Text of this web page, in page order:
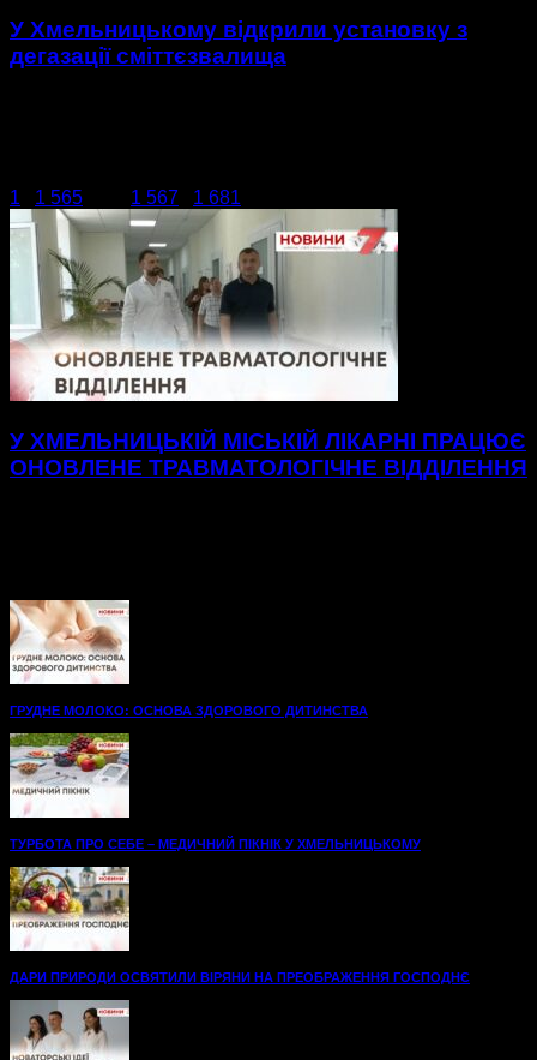
У Хмельницькому відкрили установку з
дегазації сміттєзвалища
1 1 565 1 567 1 681
У ХМЕЛЬНИЦЬКІЙ МІСЬКІЙ ЛІКАРНІ ПРАЦЮЄ
ОНОВЛЕНЕ ТРАВМАТОЛОГІЧНЕ ВІДДІЛЕННЯ
ГРУДНЕ МОЛОКО: ОСНОВА ЗДОРОВОГО ДИТИНСТВА
ТУРБОТА ПРО СЕБЕ – МЕДИЧНИЙ ПІКНІК У ХМЕЛЬНИЦЬКОМУ
ДАРИ ПРИРОДИ ОСВЯТИЛИ ВІРЯНИ НА ПРЕОБРАЖЕННЯ ГОСПОДНЄ